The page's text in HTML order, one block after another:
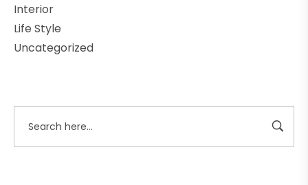
Interior
Life Style
Uncategorized